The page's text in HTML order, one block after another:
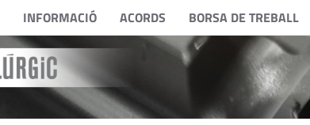
INFORMACIÓ ACORDS BORSA DE TREBALL